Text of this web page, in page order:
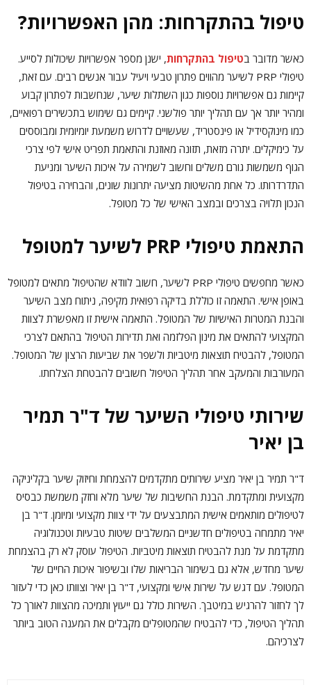
טיפול בהתקרחות: מהן האפשרויות?
כאשר מדובר בטיפול בהתקרחות, ישנן מספר אפשרויות שיכולות לסייע.
טיפולי PRP לשיער מהווים פתרון טבעי ויעיל עבור אנשים רבים. עם זאת,
קיימות גם אפשרויות נוספות כגון השתלות שיער, שנחשבות לפתרון קבוע
ומהיר יותר אך עם תהליך יותר פולשני. קיימים גם שימוש בתכשירים רפואיים,
כמו מינוקסידיל או פינסטריד, שעשויים לדרוש משמעת יומיומית ומבוססים
על כימיקלים. יתרה מזאת, תזונה מאוזנת והתאמת תפריט אישי לפי צרכי
הגוף משמשות גורם משלים וחשוב לשמירה על איכות השיער ומניעת
התדרדרותו. כל אחת מהשיטות מציעה יתרונות שונים, והבחירה בטיפול
הנכון תלויה בצרכים ובמצב האישי של כל מטופל.
התאמת טיפולי PRP לשיער למטופל
כאשר מחפשים טיפולי PRP לשיער, חשוב לוודא שהטיפול מתאים למטופל
באופן אישי. התאמה זו כוללת בדיקה רפואית מקיפה, ניתוח מצב השיער
והבנת המטרות האישיות של המטופל. התאמה אישית זו מאפשרת לצוות
המקצועי להתאים את מינון הפלזמה ואת תדירות הטיפול בהתאם לצרכי
המטופל, להבטיח תוצאות מיטביות ולשפר את שביעות הרצון של המטופל.
המעורבות והמעקב אחר תהליך הטיפול חשובים להבטחת הצלחתו.
שירותי טיפולי השיער של ד"ר תמיר
בן יאיר
ד"ר תמיר בן יאיר מציע שירותים מתקדמים להצמחת וחיזוק שיער בקליניקה
מקצועית ומתקדמת. הבנת החשיבות של שיער מלא וחזק משמשת כבסיס
לטיפולים מותאמים אישית המתבצעים על ידי צוות מקצועי ומיומן. ד"ר בן
יאיר מתמחה בטיפולים חדשניים המשלבים שיטות טבעיות וטכנולוגיה
מתקדמת על מנת להבטיח תוצאות מיטביות. הטיפול עוסק לא רק בהצמחת
שיער מחדש, אלא גם בשימור הבריאות שלו ובשיפור איכות החיים של
המטופל. עם דגש על שירות אישי ומקצועי, ד"ר בן יאיר וצוותו כאן כדי לעזור
לך לחזור להרגיש במיטבך. השירות כולל גם ייעוץ ותמיכה מהצוות לאורך כל
תהליך הטיפול, כדי להבטיח שהמטופלים מקבלים את המענה הטוב ביותר
לצרכיהם.